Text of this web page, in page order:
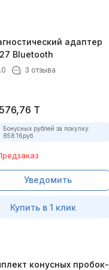
адаптер
Bluetooth
3 отзыва
T
Бонусных рублей за покупку:
858.16руб.
Уведомить
Купить в 1 клик
конусных пробок-